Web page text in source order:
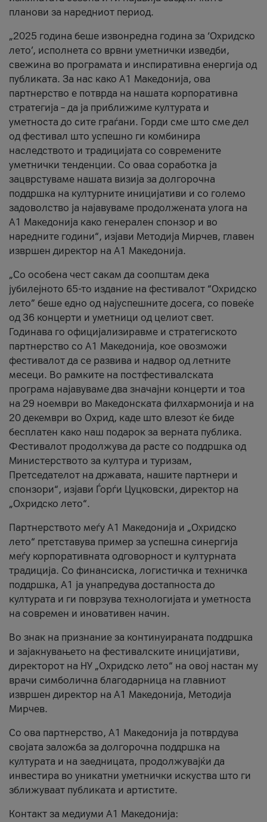
планови за наредниот период.
„2025 година беше извонредна година за ‘Охридско
лето’, исполнета со врвни уметнички изведби,
свежина во програмата и инспиративна енергија од
публиката. За нас како A1 Македонија, ова
партнерство е потврда на нашата корпоративна
стратегија – да ја приближиме културата и
уметноста до сите граѓани. Горди сме што сме дел
од фестивал што успешно ги комбинира
наследството и традицијата со современите
уметнички тенденции. Со оваа соработка ја
зацврстуваме нашата визија за долгорочна
поддршка на културните иницијативи и со големо
задоволство ја најавуваме продолжената улога на
A1 Македонија како генерален спонзор и во
наредните години“, изјави Методија Мирчев, главен
извршен директор на A1 Македонија.
„Со особена чест сакам да соопштам дека
јубилејното 65-то издание на фестивалот “Охридско
лето” беше едно од најуспешните досега, со повеќе
од 36 концерти и уметници од целиот свет.
Годинава го официјализиравме и стратегиското
партнерство со А1 Македонија, кое овозможи
фестивалот да се развива и надвор од летните
месеци. Во рамките на постфестивалската
програма најавуваме два значајни концерти и тоа
на 29 ноември во Македонската филхармонија и на
20 декември во Охрид, каде што влезот ќе биде
бесплатен како наш подарок за верната публика.
Фестивалот продолжува да расте со поддршка од
Министерството за култура и туризам,
Претседателот на државата, нашите партнери и
спонзори“, изјави Ѓорѓи Цуцковски, директор на
„Охридско лето“.
Партнерството меѓу A1 Македонија и „Охридско
лето“ претставува пример за успешна синергија
меѓу корпоративната одговорност и културната
традиција. Со финансиска, логистичка и техничка
поддршка, A1 ја унапредува достапноста до
културата и ги поврзува технологијата и уметноста
на современ и иновативен начин.
Во знак на признание за континуираната поддршка
и зајакнувањето на фестивалските иницијативи,
директорот на НУ „Охридско лето“ на овој настан му
врачи симболична благодарница на главниот
извршен директор на A1 Македонија, Методија
Мирчев.
Со ова партнерство, A1 Македонија ја потврдува
својата заложба за долгорочна поддршка на
културата и на заедницата, продолжувајќи да
инвестира во уникатни уметнички искуства што ги
зближуваат публиката и артистите.
Контакт за медиуми А1 Македонија: